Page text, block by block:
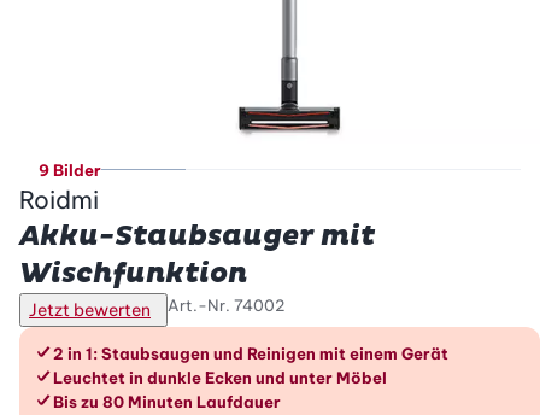
9 Bilder
Roidmi
Akku-Staubsauger mit
Wischfunktion
Jetzt bewerten Art.-Nr. 74002
Die Vorteile im Überblick
2 in 1: Staubsaugen und Reinigen mit einem Gerät
Leuchtet in dunkle Ecken und unter Möbel
Bis zu 80 Minuten Laufdauer